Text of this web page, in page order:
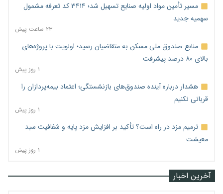
مسیر تأمین مواد اولیه صنایع تسهیل شد؛ ۳۴۱۴ کد تعرفه مشمول
سهمیه جدید
۲۳ ساعت پیش
منابع صندوق ملی مسکن به متقاضیان رسید؛ اولویت با پروژه‌های
بالای ۸۰ درصد پیشرفت
۱ روز پیش
هشدار درباره آینده صندوق‌های بازنشستگی؛ اعتماد بیمه‌پردازان را
قربانی نکنیم
۱ روز پیش
ترمیم مزد در راه است؟ تأکید بر افزایش مزد پایه و شفافیت سبد
معیشت
۱ روز پیش
آخرین اخبار